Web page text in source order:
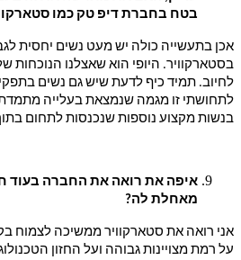
בטח בחברת דיפ טק כמו
אכן בתעשייה כולה יש מעט נשים יחסית
בסטארקוויר. היופי הוא שאצלנו
לחיוב. תמיד כיף לדעת שיש גם נשים
לתחושתי זו מגמה שנמצאת בעלייה
בנשות מקצוע נוספות שנכנסות לתחום
איפה את רואה את החברה בעוד
מאחלת לה?
אני רואה את סטארקוויר ממשיכה לצמוח
על רמת מצויינות גבוהה ועל החזון